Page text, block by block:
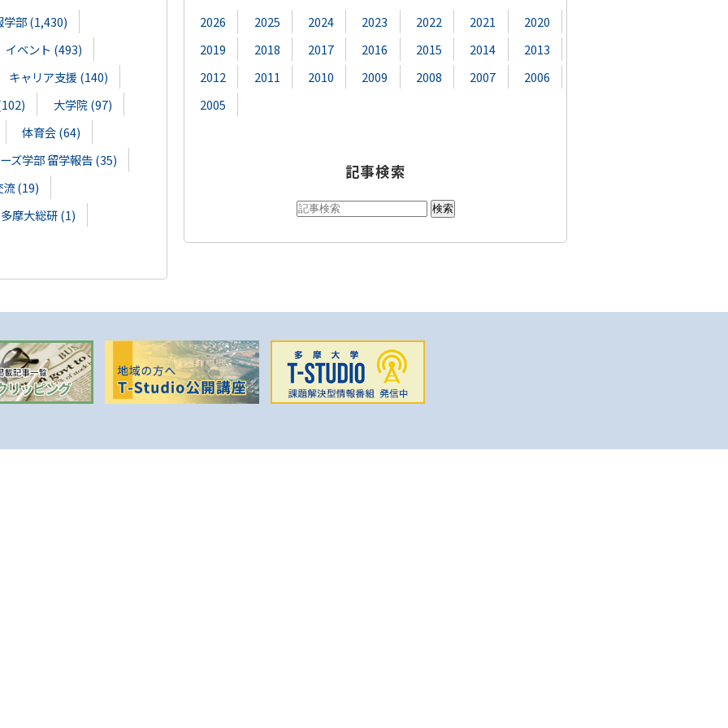
学部 (1,430)
イベント (493)
キャリア支援 (140)
大学院 (97)
体育会 (64)
ズ学部 留学報告 (35)
(19)
多摩大総研 (1)
2026 2025 2024 2023 2022 2021
2020
2019
2018 2017 2016 2015 2014
2013
2012
2011 2010 2009 2008 2007
2006
2005
記事検索